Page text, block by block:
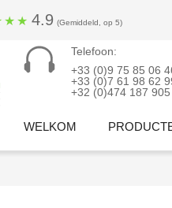
★ ★ 4.9 (Gemiddeld, op 5)
Telefoon:
+33 (0)9 75 85 06
+33 (0)7 61 98 62
+32 (0)474 187 905
WELKOM